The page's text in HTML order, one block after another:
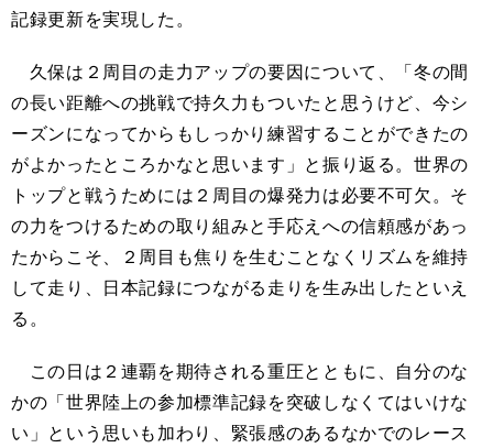
記録更新を実現した。
久保は２周目の走力アップの要因について、「冬の間
の長い距離への挑戦で持久力もついたと思うけど、今シ
ーズンになってからもしっかり練習することができたの
がよかったところかなと思います」と振り返る。世界の
トップと戦うためには２周目の爆発力は必要不可欠。そ
の力をつけるための取り組みと手応えへの信頼感があっ
たからこそ、２周目も焦りを生むことなくリズムを維持
して走り、日本記録につながる走りを生み出したといえ
る。
この日は２連覇を期待される重圧とともに、自分のな
かの「世界陸上の参加標準記録を突破しなくてはいけな
い」という思いも加わり、緊張感のあるなかでのレース